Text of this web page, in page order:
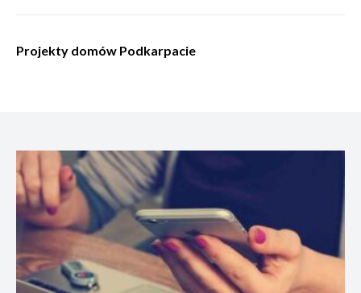
Projekty domów Podkarpacie